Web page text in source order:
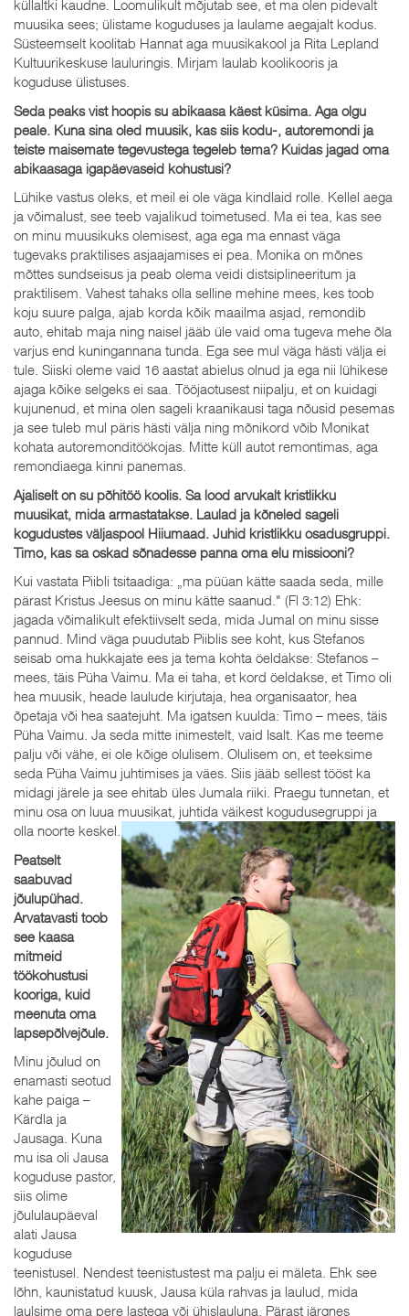
küllaltki kaudne. Loomulikult mõjutab see, et ma olen pidevalt
muusika sees; ülistame koguduses ja laulame aegajalt kodus.
Süsteemselt koolitab Hannat aga muusikakool ja Rita Lepland
Kultuurikeskuse lauluringis. Mirjam laulab koolikooris ja
koguduse ülistuses.
Seda peaks vist hoopis su abikaasa käest küsima. Aga olgu
peale. Kuna sina oled muusik, kas siis kodu-, autoremondi ja
teiste maisemate tegevustega tegeleb tema? Kuidas jagad oma
abikaasaga igapäevaseid kohustusi?
Lühike vastus oleks, et meil ei ole väga kindlaid rolle. Kellel aega
ja võimalust, see teeb vajalikud toimetused. Ma ei tea, kas see
on minu muusikuks olemisest, aga ega ma ennast väga
tugevaks praktilises asjaajamises ei pea. Monika on mõnes
mõttes sundseisus ja peab olema veidi distsiplineeritum ja
praktilisem. Vahest tahaks olla selline mehine mees, kes toob
koju suure palga, ajab korda kõik maailma asjad, remondib
auto, ehitab maja ning naisel jääb üle vaid oma tugeva mehe õla
varjus end kuningannana tunda. Ega see mul väga hästi välja ei
tule. Siiski oleme vaid 16 aastat abielus olnud ja ega nii lühikese
ajaga kõike selgeks ei saa. Tööjaotusest niipalju, et on kuidagi
kujunenud, et mina olen sageli kraanikausi taga nõusid pesemas
ja see tuleb mul päris hästi välja ning mõnikord võib Monikat
kohata autoremonditöökojas. Mitte küll autot remontimas, aga
remondiaega kinni panemas.
Ajaliselt on su põhitöö koolis. Sa lood arvukalt kristlikku
muusikat, mida armastatakse. Laulad ja kõneled sageli
kogudustes väljaspool Hiiumaad. Juhid kristlikku osadusgruppi.
Timo, kas sa oskad sõnadesse panna oma elu missiooni?
Kui vastata Piibli tsitaadiga: „ma püüan kätte saada seda, mille
pärast Kristus Jeesus on minu kätte saanud." (Fl 3:12) Ehk:
jagada võimalikult efektiivselt seda, mida Jumal on minu sisse
pannud. Mind väga puudutab Piiblis see koht, kus Stefanos
seisab oma hukkajate ees ja tema kohta öeldakse: Stefanos –
mees, täis Püha Vaimu. Ma ei taha, et kord öeldakse, et Timo oli
hea muusik, heade laulude kirjutaja, hea organisaator, hea
õpetaja või hea saatejuht. Ma igatsen kuulda: Timo – mees, täis
Püha Vaimu. Ja seda mitte inimestelt, vaid Isalt. Kas me teeme
palju või vähe, ei ole kõige olulisem. Olulisem on, et teeksime
seda Püha Vaimu juhtimises ja väes. Siis jääb sellest tööst ka
midagi järele ja see ehitab üles Jumala riiki. Praegu tunnetan, et
minu osa on luua muusikat, juhtida väikest kogudusegruppi ja
olla noorte keskel.
Peatselt
saabuvad
jõulupühad.
Arvatavasti toob
see kaasa
mitmeid
töökohustusi
kooriga, kuid
meenuta oma
lapsepõlvejõule.
Minu jõulud on
enamasti seotud
kahe paiga –
Kärdla ja
Jausaga. Kuna
mu isa oli Jausa
koguduse pastor,
siis olime
jõululaupäeval
alati Jausa
koguduse
teenistusel. Nendest teenistustest ma palju ei mäleta. Ehk see
lõhn, kaunistatud kuusk, Jausa küla rahvas ja laulud, mida
laulsime oma pere lastega või ühislauluna. Pärast järgnes